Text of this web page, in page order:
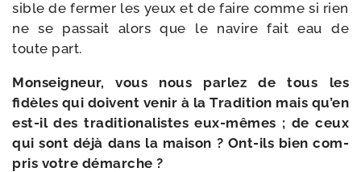
sible de fer­mer les yeux et de faire comme si rien
ne se pas­sait alors que le navire fait eau de
toute part.
Monseigneur, vous nous par­lez de tous les
fidèles qui doivent venir à la Tradition mais qu’en
est-​il des tra­di­tio­na­listes eux-​mêmes ; de ceux
qui sont déjà dans la mai­son ? Ont-​ils bien com­
pris votre démarche ?